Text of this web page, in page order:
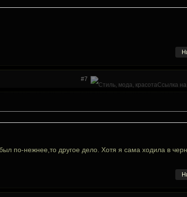
#7
по-нежнее,то другое дело. Хотя я сама ходила в